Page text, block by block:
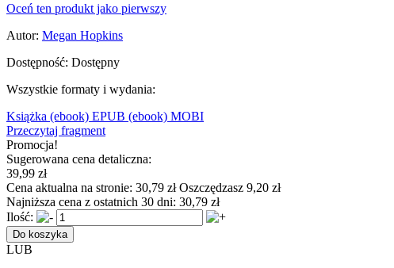
Oceń ten produkt jako pierwszy
Autor: Megan Hopkins
Dostępność: Dostępny
Wszystkie formaty i wydania:
Książka (ebook) EPUB (ebook) MOBI
Przeczytaj fragment
Promocja!
Sugerowana cena detaliczna:
39,99 zł
Cena aktualna na stronie: 30,79 złOszczędzasz 9,20 zł
Najniższa cena z ostatnich 30 dni: 30,79 zł
Ilość:
Do koszyka
LUB